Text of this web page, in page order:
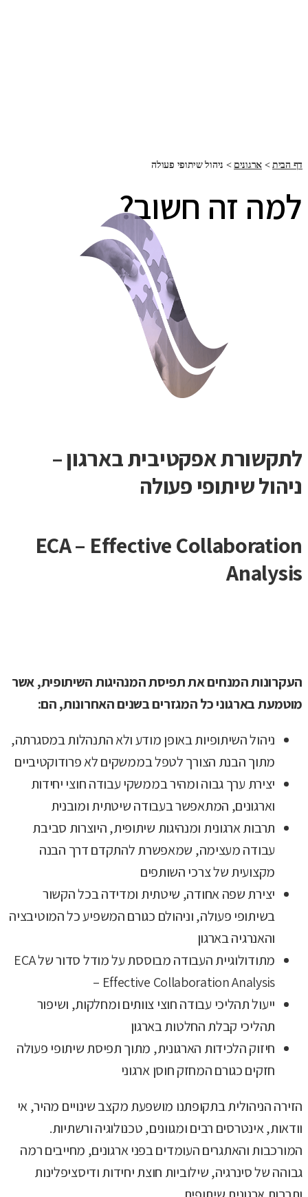
דף הבית>ארגונים > ניהול שיתופי פעולה
למה זה חשוב?
לתקשורת אפקטיבית בארגון –
ניהול שיתופי פעולה
ECA – Effective Collaboration
Analysis
העקרונות המנחים את תפיסת המנהיגות השיתופית, אשר
מוטמעת בארגוני כל המגזרים בשנים האחרונות, הם:
ניהול השיתופיות באופן מודע ולא התנהלות במסגרתה,
מתוך הבנת הצורך לטפל בממשקים לא פרודוקטיביים
יצירת ערך גבוה ומהיר בממשקי עבודה חוצי יחידות
וארגונים, המתאפשר בעבודה שיטתית ומובנית
תרבות ארגונית ומנהיגות שיתופית, היוצרות סביבת
עבודה מעצימה, שמאפשרת להתקדם דרך הבנה
מקצועית של צרכי השותפים
יצירת שפה אחודה, שיטתית ומדידה בכל הקשור
בשיתופי פעולה, וניהולם כגורם המשפיע כל המוטיבציה
והאנרגיה בארגון
מתודולוגיית העבודה מבוססת על מודל סדור של ECA
– Effective Collaboration Analysis
ייעול תהליכי עבודה חוצי צוותים ומחלקות, ושיפור
תהליכי קבלת החלטות בארגון
חיזוק הלכידות הארגונית, מתוך תפיסת שיתופי פעולה
חזקים כגורם המחזק חוסן ארגוני
הזירה הניהולית בתקופתנו מושפעת מקצב שינויים מהיר, אי
וודאות, אינטרסים רבים ומגוונים, טכנולוגיה ורשתיות.
המורכבות והאתגרים העומדים בפני ארגונים, מחייבים רמה
גבוהה של סינרגיה, שילוביות חוצת יחידות ודיסציפלינות